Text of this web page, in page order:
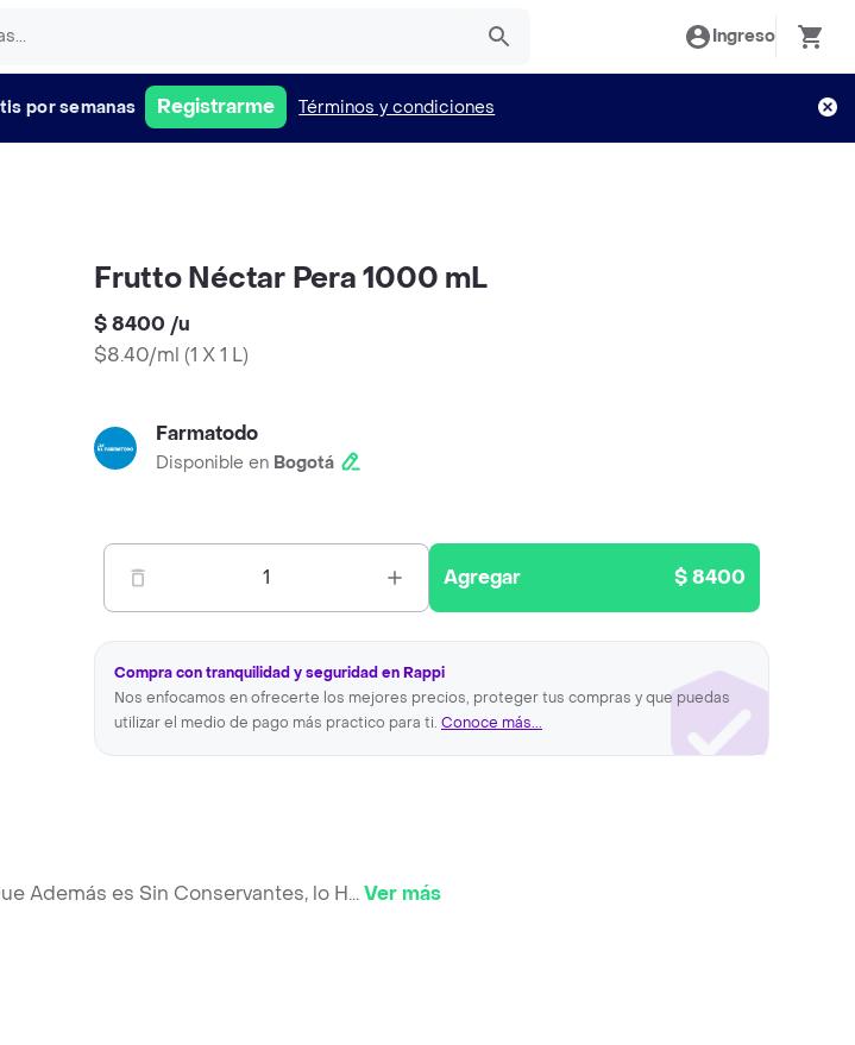
Ingreso
por semanas Registrarme Términos y condiciones
Frutto Néctar Pera 1000 mL
$ 8400 /u
$8.40/ml (1 X 1 L)
Farmatodo
Disponible en Bogotá
1 Agregar $ 8400
Compra con tranquilidad y seguridad en Rappi
Nos enfocamos en ofrecerte los mejores precios, proteger tus compras y que puedas
utilizar el medio de pago más practico para ti. Conoce más...
Además es Sin Conservantes, lo H...Ver más